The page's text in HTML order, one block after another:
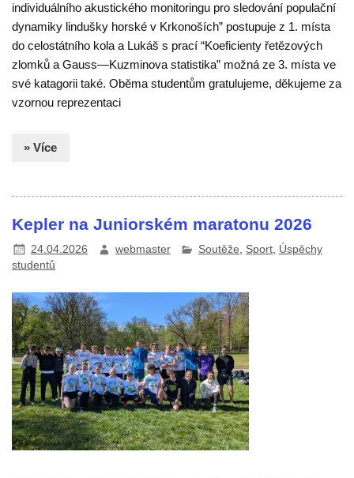
individuálního akustického monitoringu pro sledování populační
dynamiky lindušky horské v Krkonoších” postupuje z 1. místa
do celostátního kola a Lukáš s prací “Koeficienty řetězových
zlomků a Gauss—Kuzminova statistika” možná ze 3. místa ve
své katagorii také. Oběma studentům gratulujeme, děkujeme za
vzornou reprezentaci
» Více
Kepler na Juniorském maratonu 2026
24.04.2026 webmaster Soutěže Sport, Úspěchy
studentů